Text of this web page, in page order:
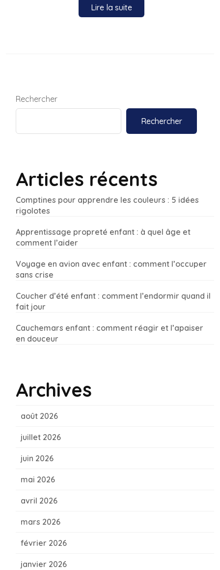
Lire la suite
Rechercher
Rechercher
Articles récents
Comptines pour apprendre les couleurs : 5 idées
rigolotes
Apprentissage propreté enfant : à quel âge et
comment l’aider
Voyage en avion avec enfant : comment l’occuper
sans crise
Coucher d’été enfant : comment l’endormir quand il
fait jour
Cauchemars enfant : comment réagir et l’apaiser
en douceur
Archives
août 2026
juillet 2026
juin 2026
mai 2026
avril 2026
mars 2026
février 2026
janvier 2026